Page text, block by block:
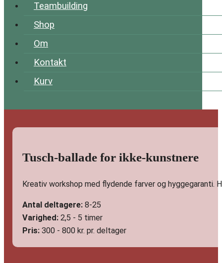
Teambuilding
Shop
Om
Kontakt
Kurv
Tusch-ballade for ikke-kunstnere
Kreativ workshop med flydende farver og hyggegaranti.
Antal deltagere: 8-25
Varighed: 2,5 - 5 timer
Pris: 300 - 800 kr. pr. deltager